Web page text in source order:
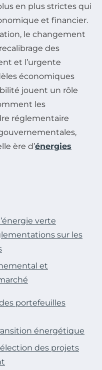
en plus strictes qui
et financier.
le changement
des
et l’urgente
économiques
jouent un rôle
les
réglementaire
ère d’énergies
verte
sur les
et
portefeuilles
énergétique
des projets